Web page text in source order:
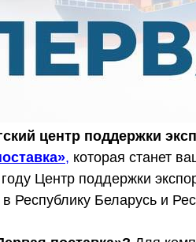
центр поддержки
, которая станет
Центр поддержки
Республику Беларусь и